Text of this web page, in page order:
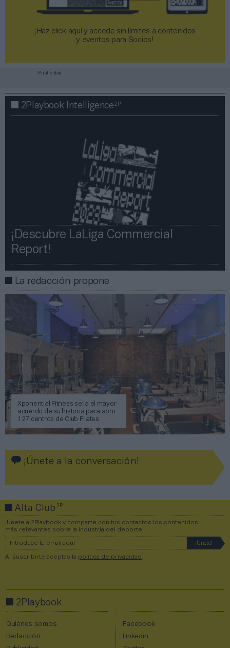
¡Haz click aquí y accede sin límites a contenidos
y eventos para Socios!​​​​​​​
Publicidad
2Playbook Intelligence2P
¡Descubre LaLiga Commercial
Report!​​
La redacción propone
Xponential Fitness sella el mayor
acuerdo de su historia para abrir
127 centros de Club Pilates
¡Únete a la conversación!
Alta Club2P
¡Únete a 2Playbook y comparte con tus contactos los contenidos
más relevantes sobre la industria del deporte!
Al suscribirte aceptas la política de privacidad
2Playbook
Quiénes somos
Redacción
Facebook
Linkedin